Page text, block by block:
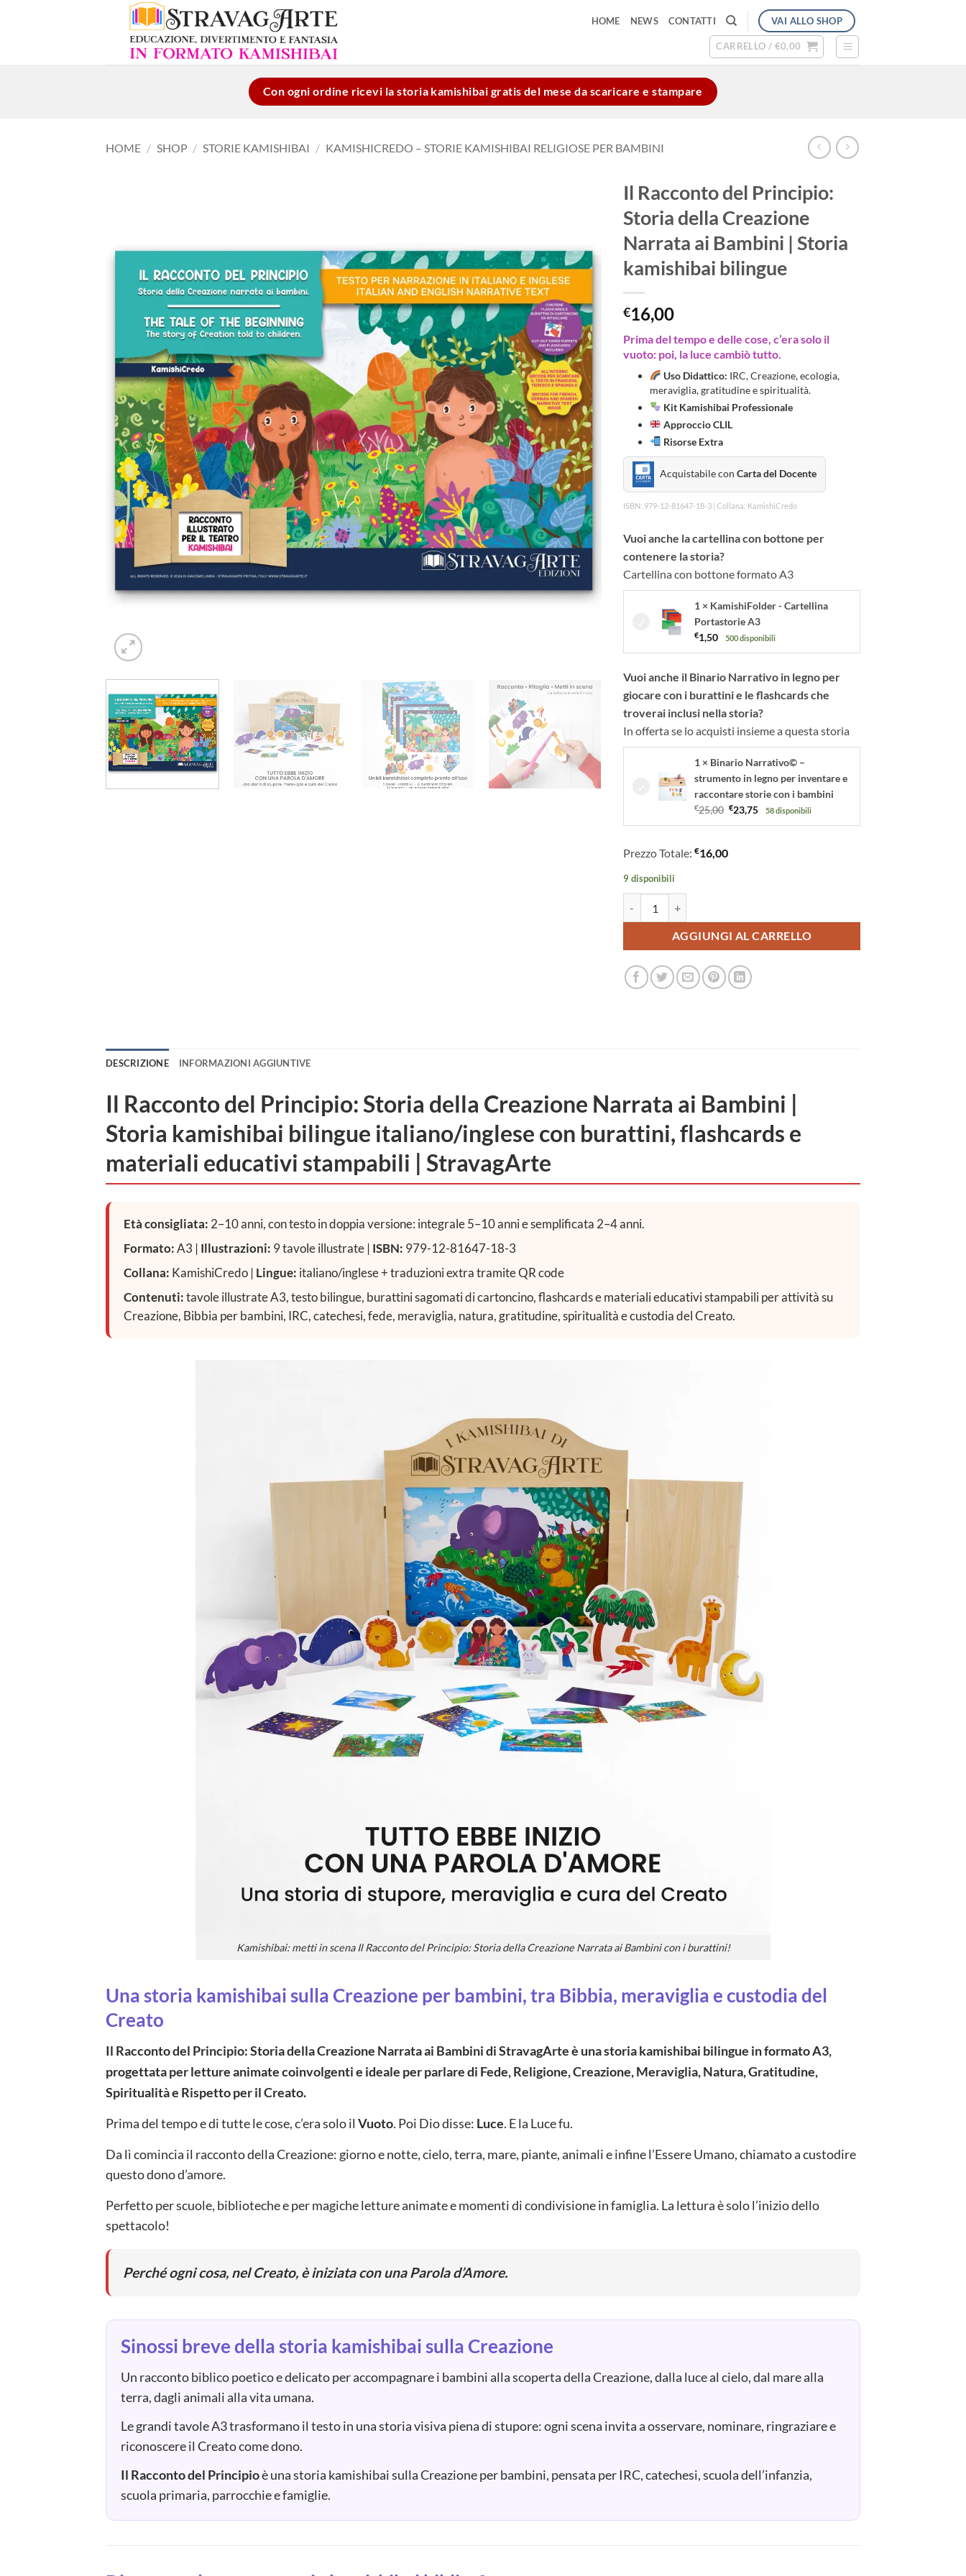
HOME NEWS CONTATTI VAI ALLO SHOP
CARRELLO / €0,00
Con ogni ordine ricevi la storia kamishibai gratis del mese da scaricare e stampare
HOME / SHOP / STORIE KAMISHIBAI / KAMISHICREDO – STORIE KAMISHIBAI RELIGIOSE PER BAMBINI
desideri
Il Racconto del Principio:
Storia della Creazione
Narrata ai Bambini | Storia
kamishibai bilingue
€16,00
Prima del tempo e delle cose, c’era solo il
vuoto: poi, la luce cambiò tutto.
Uso Didattico: IRC, Creazione, ecologia,
meraviglia, gratitudine e spiritualità.
Kit Kamishibai Professionale
Approccio CLIL
Risorse Extra
Acquistabile con Carta del Docente
ISBN: 979-12-81647-18-3 | Collana: KamishiCredo
Vuoi anche la cartellina con bottone per
contenere la storia?
Cartellina con bottone formato A3
1 × KamishiFolder - Cartellina
Portastorie A3
€1,50 500 disponibili
Vuoi anche il Binario Narrativo in legno per
giocare con i burattini e le flashcards che
troverai inclusi nella storia?
In offerta se lo acquisti insieme a questa storia
1 × Binario Narrativo© –
strumento in legno per inventare e
raccontare storie con i bambini
€25,00 Il
prezzo
€23,75Il
prezzo
58 disponibili
Prezzo Totale: €16,00
9 disponibili
AGGIUNGI AL CARRELLO
DESCRIZIONE INFORMAZIONI AGGIUNTIVE
Il Racconto del Principio: Storia della Creazione Narrata ai Bambini |
Storia kamishibai bilingue italiano/inglese con burattini, flashcards e
materiali educativi stampabili | StravagArte
Età consigliata: 2–10 anni, con testo in doppia versione: integrale 5–10 anni e semplificata 2–4 anni.
Formato:A3 | Illustrazioni: 9 tavole illustrate | ISBN: 979-12-81647-18-3
Collana: KamishiCredo | Lingue: italiano/inglese + traduzioni extra tramite QR code
Contenuti:tavole illustrate A3, testo bilingue, burattini sagomati di cartoncino, flashcards e materiali educativi stampabili per attività su
Creazione, Bibbia per bambini, IRC, catechesi, fede, meraviglia, natura, gratitudine, spiritualità e custodia del Creato.
Kamishibai: metti in scena Il Racconto del Principio: Storia della Creazione Narrata ai Bambini con i burattini!
Una storia kamishibai sulla Creazione per bambini, tra Bibbia, meraviglia e custodia del
Creato
Il Racconto del Principio: Storia della Creazione Narrata ai Bambini di StravagArte è una storia kamishibai bilingue in formato A3,
progettata per letture animate coinvolgenti e ideale per parlare di Fede, Religione, Creazione, Meraviglia, Natura, Gratitudine,
Spiritualità e Rispetto per il Creato.
Prima del tempo e di tutte le cose, c’era solo il Vuoto. Poi Dio disse: Luce. E la Luce fu.
Da lì comincia il racconto della Creazione: giorno e notte, cielo, terra, mare, piante, animali e infine l’Essere Umano, chiamato a custodire
questo dono d’amore.
Perfetto per scuole, biblioteche e per magiche letture animate e momenti di condivisione in famiglia. La lettura è solo l’inizio dello
spettacolo!
Perché ogni cosa, nel Creato, è iniziata con una Parola d’Amore.
Sinossi breve della storia kamishibai sulla Creazione
Un racconto biblico poetico e delicato per accompagnare i bambini alla scoperta della Creazione, dalla luce al cielo, dal mare alla
terra, dagli animali alla vita umana.
Le grandi tavole A3 trasformano il testo in una storia visiva piena di stupore: ogni scena invita a osservare, nominare, ringraziare e
riconoscere il Creato come dono.
Il Racconto del Principioè una storia kamishibai sulla Creazione per bambini, pensata per IRC, catechesi, scuola dell’infanzia,
scuola primaria, parrocchie e famiglie.